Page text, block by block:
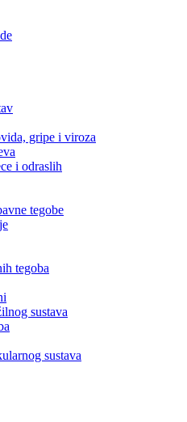
gripe i viroza
i odraslih
tegobe
tegoba
sustava
sustava